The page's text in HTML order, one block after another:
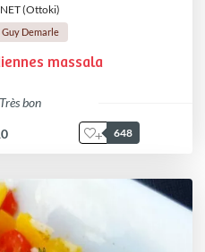
(Ottoki)
Demarle
massala
Très bon
648